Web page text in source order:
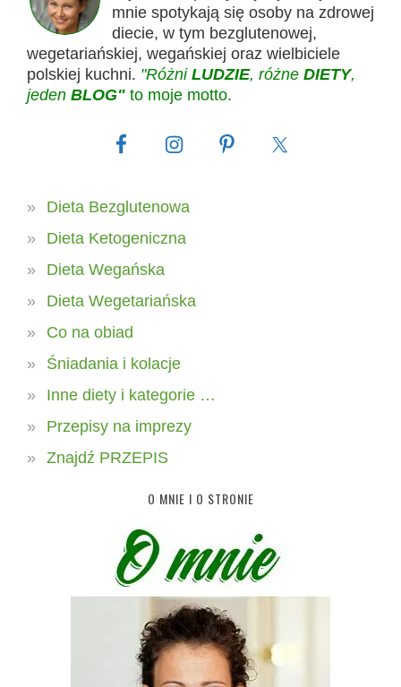
mnie spotykają się osoby na zdrowej
diecie, w tym bezglutenowej,
wegetariańskiej, wegańskiej oraz wielbiciele
polskiej kuchni. "Różni LUDZIE, różne DIETY,
jeden BLOG" to moje motto.
Dieta Bezglutenowa
Dieta Ketogeniczna
Dieta Wegańska
Dieta Wegetariańska
Co na obiad
Śniadania i kolacje
Inne diety i kategorie …
Przepisy na imprezy
Znajdź PRZEPIS
O MNIE I O STRONIE